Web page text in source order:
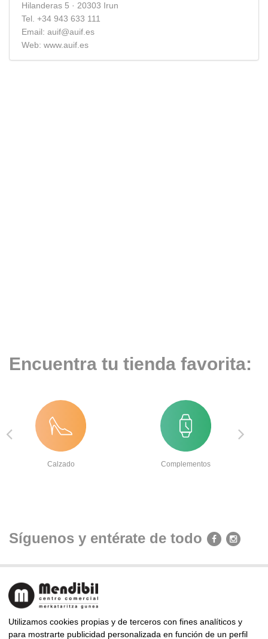
Hilanderas 5 · 20303 Irun
Tel. +34 943 633 111
Email: auif@auif.es
Web: www.auif.es
Encuentra tu tienda favorita:
Calzado Complementos
Síguenos y entérate de todo
Utilizamos cookies propias y de terceros con fines analíticos y
para mostrarte publicidad personalizada en función de un perfil